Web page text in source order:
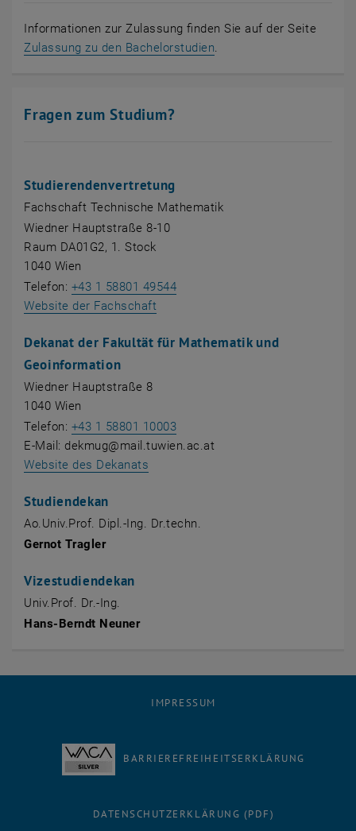
Informationen zur Zulassung finden Sie auf der Seite
Zulassung zu den Bachelorstudien.
Fragen zum Studium?
Studierendenvertretung
Fachschaft Technische Mathematik
Wiedner Hauptstraße 8-10
Raum DA01G2, 1. Stock
1040 Wien
Telefon: +43 1 58801 49544
Website der Fachschaft
Dekanat der Fakultät für Mathematik und
Geoinformation
Wiedner Hauptstraße 8
1040 Wien
Telefon: +43 1 58801 10003
E-Mail: dekmug@mail.tuwien.ac.at
Website des Dekanats
Studiendekan
Ao.Univ.Prof. Dipl.-Ing. Dr.techn.
Gernot Tragler
Vizestudiendekan
Univ.Prof. Dr.-Ing.
Hans-Berndt Neuner
IMPRESSUM
BARRIEREFREIHEITSERKLÄRUNG
DATENSCHUTZERKLÄRUNG (PDF)